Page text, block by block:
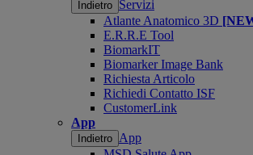
Indietro Servizi
Atlante Anatomico 3D
E.R.R.E Tool
BiomarkIT
Biomarker Image Bank
Richiesta Articolo
Richiedi Contatto ISF
CustomerLink
App
Indietro App